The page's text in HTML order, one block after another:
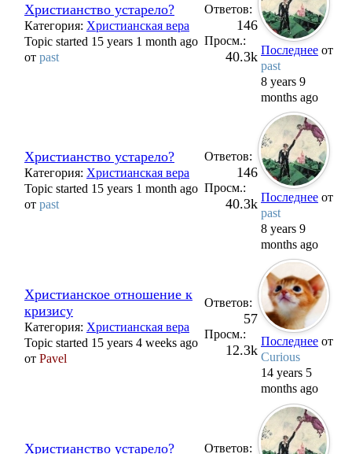
Христианство устарело?
Категория: Христианская вера
Topic started 15 years 1 month ago
от past
Ответов:
146
Просм.:
40.3k Последнее от
past
8 years 9
months ago
Христианство устарело?
Категория: Христианская вера
Topic started 15 years 1 month ago
от past
Ответов:
146
Просм.:
40.3k Последнее от
past
8 years 9
months ago
Христианское отношение к
кризису
Категория: Христианская вера
Topic started 15 years 4 weeks ago
от Pavel
Ответов:
57
Просм.:
12.3k
Последнее от
Curious
14 years 5
months ago
Христианство устарело? Ответов: